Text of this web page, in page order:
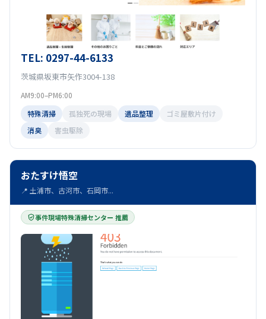
TEL: 0297-44-6133
茨城県坂東市矢作3004-138
AM9:00–PM6:00
特殊清掃
孤独死の現場 遺品整理
ゴミ屋敷片付け
消臭
害虫駆除
おたすけ悟空
📍 土浦市、古河市、石岡市...
事件現場特殊清掃センター 推薦